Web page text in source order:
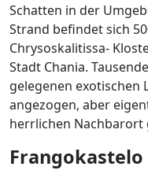
Schatten in der
Strand befindet sich
Chrysoskalitissa-
Stadt Chania.
gelegenen exotischen
angezogen, aber
herrlichen Nachbarort
Frangokastelo